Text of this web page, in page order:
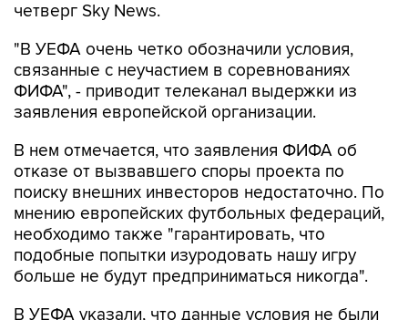
четверг Sky News.
"В УЕФА очень четко обозначили условия,
связанные с неучастием в соревнованиях
ФИФА", - приводит телеканал выдержки из
заявления европейской организации.
В нем отмечается, что заявления ФИФА об
отказе от вызвавшего споры проекта по
поиску внешних инвесторов недостаточно. По
мнению европейских футбольных федераций,
необходимо также "гарантировать, что
подобные попытки изуродовать нашу игру
больше не будут предприниматься никогда".
В УЕФА указали, что данные условия не были